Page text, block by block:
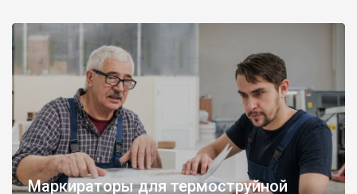
Маркираторы для термоструйной